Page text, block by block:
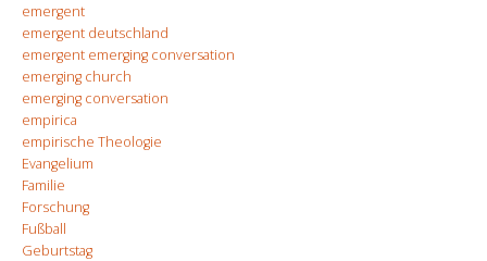
emergent
emergent deutschland
emergent emerging conversation
emerging church
emerging conversation
empirica
empirische Theologie
Evangelium
Familie
Forschung
Fußball
Geburtstag